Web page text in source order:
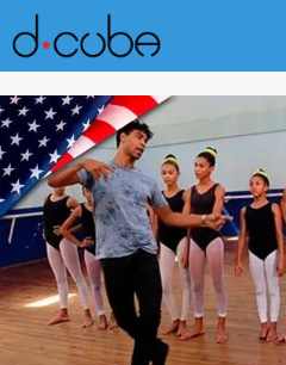
Skip
to
content